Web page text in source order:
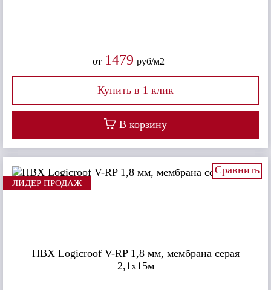
от 1479 руб/м2
В корзину
ЛИДЕР ПРОДАЖ
ПВХ Logicroof V-RP 1,8 мм, мембрана серая
2,1х15м
Сравнить